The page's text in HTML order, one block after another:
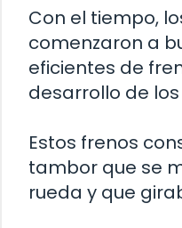
Con el tiempo,
comenzaron a
eficientes de
desarrollo de
Estos frenos
tambor que se
rueda y que